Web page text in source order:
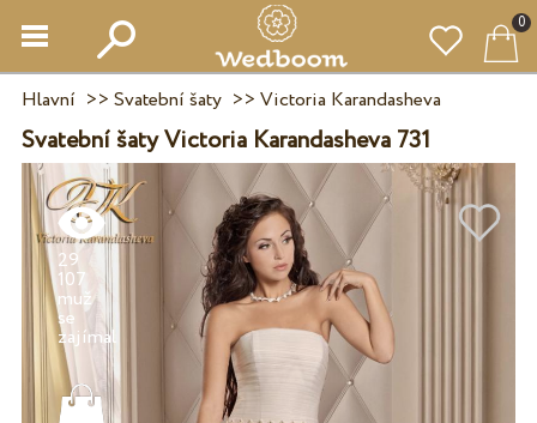
0
Hlavní >> Svatební šaty>> Victoria Karandasheva
Svatební šaty Victoria Karandasheva 731
29
107
muž
se